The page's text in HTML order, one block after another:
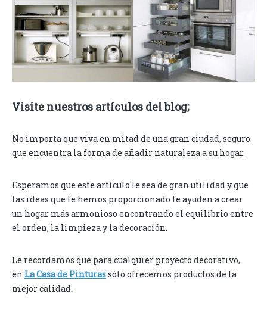
Visite nuestros artículos del blog;
No importa que viva en mitad de una gran ciudad, seguro
que encuentra la forma de añadir naturaleza a su hogar.
Esperamos que este artículo le sea de gran utilidad y que
las ideas que le hemos proporcionado le ayuden a crear
un hogar más armonioso encontrando el equilibrio entre
el orden, la limpieza y la decoración.
Le recordamos que para cualquier proyecto decorativo,
en La Casa de Pinturassólo ofrecemos productos de la
mejor calidad.